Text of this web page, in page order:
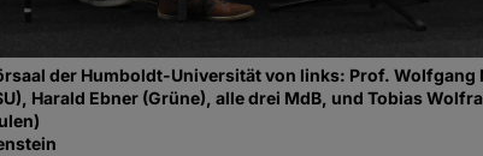
der Humboldt-Universität von links: Prof. Wolfgang
Harald Ebner (Grüne), alle drei MdB, und Tobias